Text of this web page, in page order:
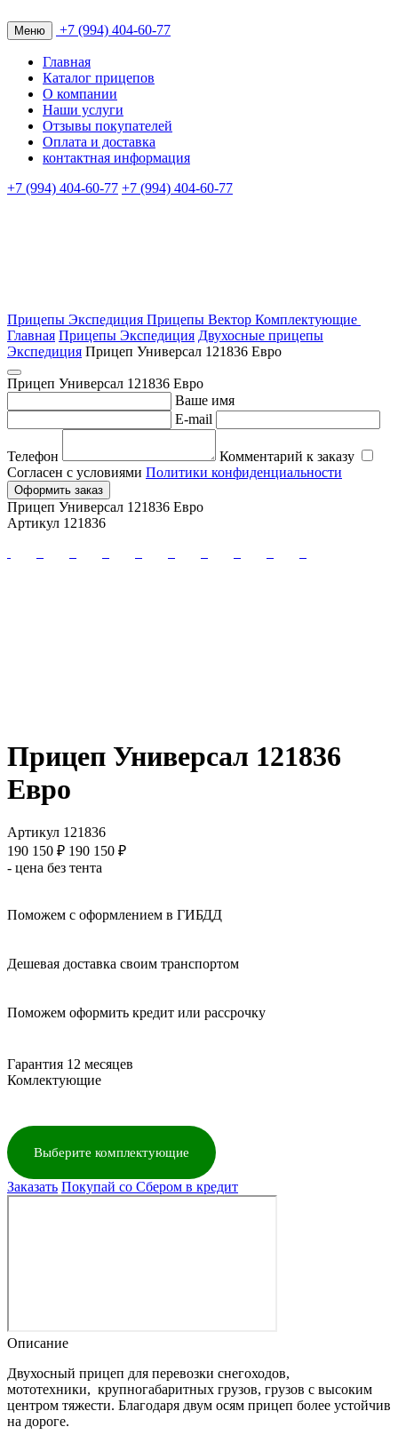
Меню +7 (994) 404-60-77
Главная
Каталог прицепов
О компании
Наши услуги
Отзывы покупателей
Оплата и доставка
контактная информация
+7 (994) 404-60-77 +7 (994) 404-60-77
Прицепы Экспедиция Прицепы Вектор Комплектующие
Главная Прицепы Экспедиция Двухосные прицепы
Экспедиция Прицеп Универсал 121836 Евро
Прицеп Универсал 121836 Евро
Ваше имя
E-mail
Телефон
Комментарий к заказу
Согласен с условиями Политики конфиденциальности
Оформить заказ
Прицеп Универсал 121836 Евро
Артикул 121836
Прицеп Универсал 121836
Евро
Артикул 121836
190 150 ₽ 190 150 ₽
- цена без тента
Поможем с оформлением в ГИБДД
Дешевая доставка своим транспортом
Поможем оформить кредит или рассрочку
Гарантия 12 месяцев
Комлектующие
Выберите комплектующие
Заказать Покупай со Сбером в кредит
Описание
Двухосный прицеп для перевозки снегоходов,
мототехники, крупногабаритных грузов, грузов с высоким
центром тяжести. Благодаря двум осям прицеп более устойчив
на дороге.